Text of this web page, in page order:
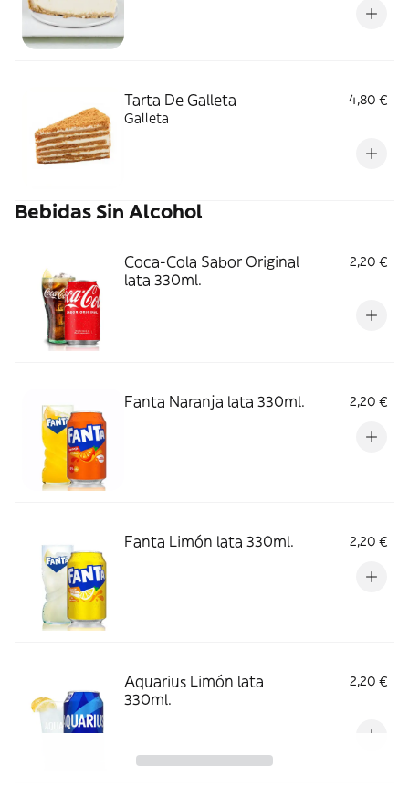
Tarta De Galleta
4,80 €
Galleta
Bebidas Sin Alcohol
Coca-Cola Sabor Original
lata 330ml.
2,20 €
Fanta Naranja lata 330ml. 2,20 €
Fanta Limón lata 330ml. 2,20 €
Aquarius Limón lata
330ml.
2,20 €